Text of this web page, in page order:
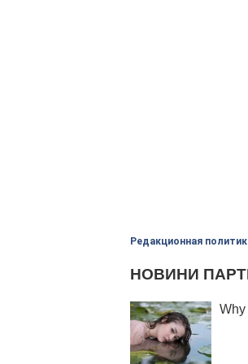
Редакционная